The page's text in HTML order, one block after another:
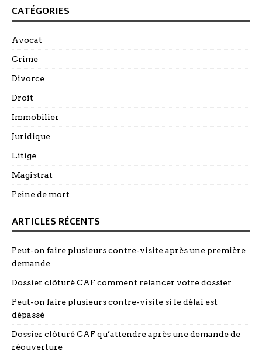
CATÉGORIES
Avocat
Crime
Divorce
Droit
Immobilier
Juridique
Litige
Magistrat
Peine de mort
ARTICLES RÉCENTS
Peut-on faire plusieurs contre-visite après une première
demande
Dossier clôturé CAF comment relancer votre dossier
Peut-on faire plusieurs contre-visite si le délai est
dépassé
Dossier clôturé CAF qu’attendre après une demande de
réouverture